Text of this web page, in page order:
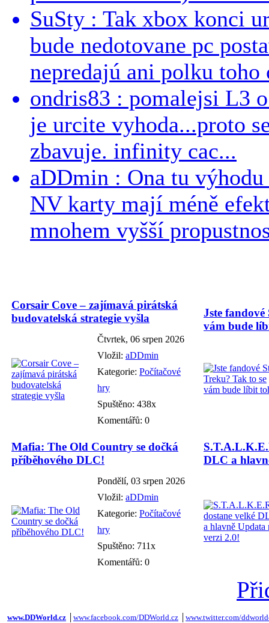
SuSty : Tak xbox konci
bude nedotovane pc
nepredajú ani polku toho
ondris83 : pomalejsi L3
je urcite vyhoda...proto
zbavuje. infinity cac...
aDDmin : Ona tu
NV karty mají méně
mnohem vyšší
Corsair Cove – zajímavá pirátská
budovatelská strategie vyšla
Čtvrtek, 06 srpen 2026
Vložil: aDDmin
Kategorie: Počítačové
hry
Spuštěno: 438x
Komentářů: 0
Jste
vám bude
Mafia: The Old Country se dočká
příběhového DLC!
Pondělí, 03 srpen 2026
Vložil: aDDmin
Kategorie: Počítačové
hry
Spuštěno: 711x
Komentářů: 0
DLC a
www.DDWorld.cz www.facebook.com/DDWorld.cz www.twitter.com/